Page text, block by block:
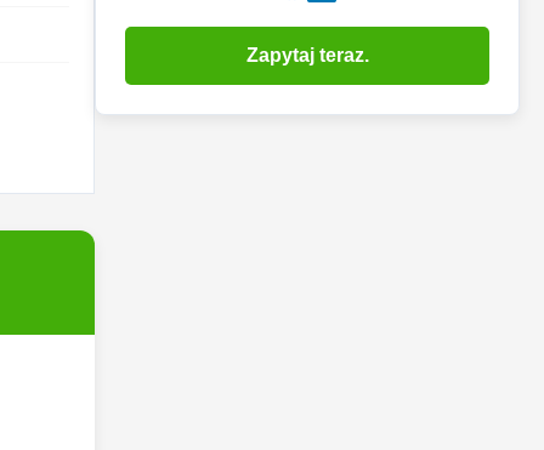
Zapytaj teraz.